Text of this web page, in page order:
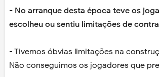
- No arranque desta época teve os
escolheu ou sentiu limitações de
- Tivemos óbvias limitações na
Não conseguimos os jogadores que